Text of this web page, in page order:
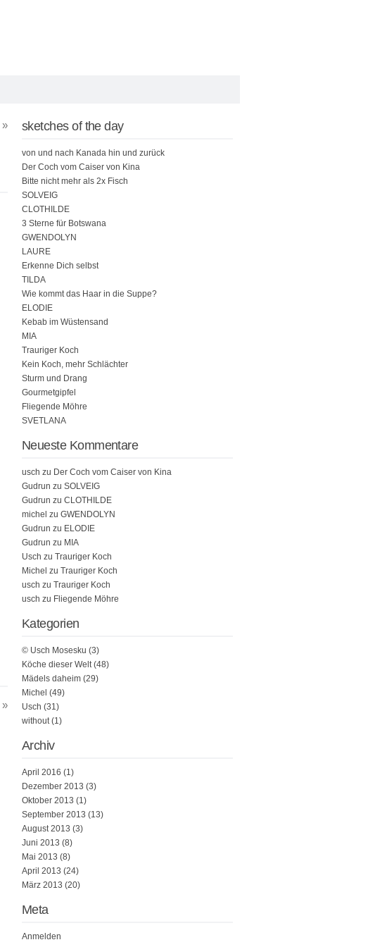
»
»
sketches of the day
von und nach Kanada hin und zurück
Der Coch vom Caiser von Kina
Bitte nicht mehr als 2x Fisch
SOLVEIG
CLOTHILDE
3 Sterne für Botswana
GWENDOLYN
LAURE
Erkenne Dich selbst
TILDA
Wie kommt das Haar in die Suppe?
ELODIE
Kebab im Wüstensand
MIA
Trauriger Koch
Kein Koch, mehr Schlächter
Sturm und Drang
Gourmetgipfel
Fliegende Möhre
SVETLANA
Neueste Kommentare
usch zu Der Coch vom Caiser von Kina
Gudrun zu SOLVEIG
Gudrun zu CLOTHILDE
michel zu GWENDOLYN
Gudrun zu ELODIE
Gudrun zu MIA
Usch zu Trauriger Koch
Michel zu Trauriger Koch
usch zu Trauriger Koch
usch zu Fliegende Möhre
Kategorien
© Usch Mosesku (3)
Köche dieser Welt(48)
Mädels daheim (29)
Michel (49)
Usch (31)
without(1)
Archiv
April 2016 (1)
Dezember 2013 (3)
Oktober 2013 (1)
September 2013 (13)
August 2013 (3)
Juni 2013 (8)
Mai 2013 (8)
April 2013 (24)
März 2013 (20)
Meta
Anmelden